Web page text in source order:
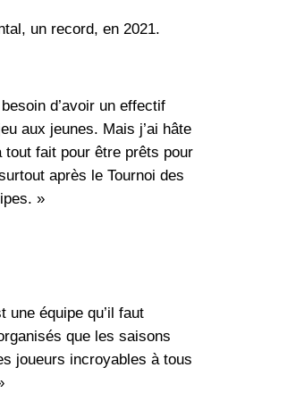
un record, en 2021.
d’avoir un effectif
aux jeunes. Mais j’ai hâte
tout fait pour être prêts pour
après le Tournoi des
»
une équipe qu’il faut
que les saisons
joueurs incroyables à tous